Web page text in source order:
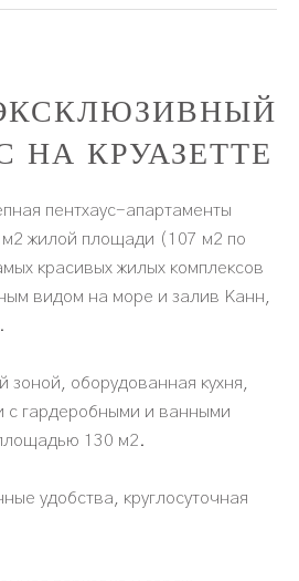
НА КРУАЗЕТТЕ
пентхаус-апартаменты
жилой площади (107 м2 по
красивых жилых комплексов
видом на море и залив Канн,
зоной, оборудованная кухня,
с гардеробными и ванными
130 м2.
удобства, круглосуточная